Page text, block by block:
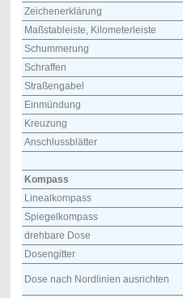
Zeichenerklärung
Maßstableiste, Kilometerleiste
Schummerung
Schraffen
Straßengabel
Einmündung
Kreuzung
Anschlussblätter
Kompass
Linealkompass
Spiegelkompass
drehbare Dose
Dosengitter
Dose nach Nordlinien ausrichten